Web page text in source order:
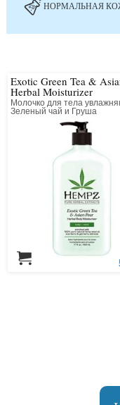
НОРМАЛЬНАЯ
Exotic Green Tea &
Herbal Moisturizer
Молочко для тела
Зеленый чай и Груша